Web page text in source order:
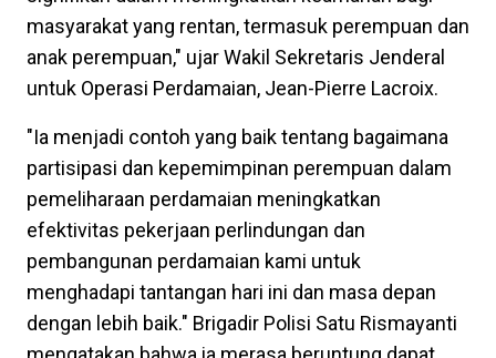
masyarakat yang rentan, termasuk perempuan dan
anak perempuan," ujar Wakil Sekretaris Jenderal
untuk Operasi Perdamaian, Jean-Pierre Lacroix.
"Ia menjadi contoh yang baik tentang bagaimana
partisipasi dan kepemimpinan perempuan dalam
pemeliharaan perdamaian meningkatkan
efektivitas pekerjaan perlindungan dan
pembangunan perdamaian kami untuk
menghadapi tantangan hari ini dan masa depan
dengan lebih baik." Brigadir Polisi Satu Rismayanti